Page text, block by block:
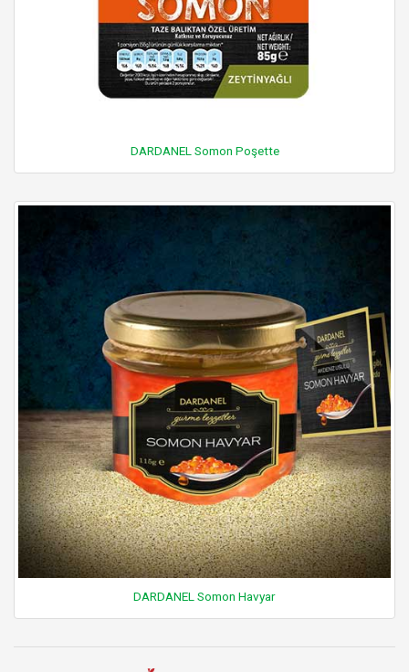
DARDANEL Somon Poşette
DARDANEL Somon Havyar